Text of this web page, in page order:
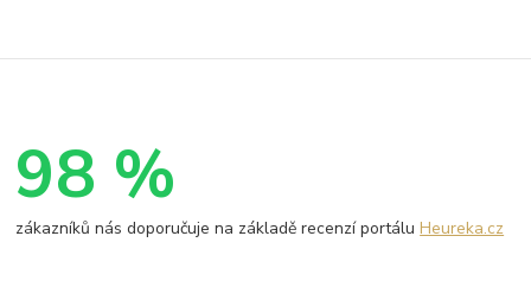
98 %
zákazníků nás doporučuje na základě recenzí portáluHeureka.cz